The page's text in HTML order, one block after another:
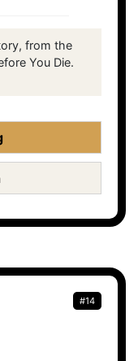
from the
You Die.
#14